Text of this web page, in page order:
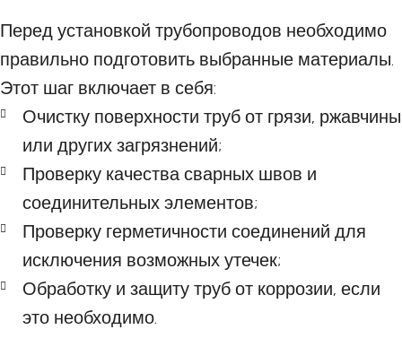
Перед установкой трубопроводов необходимо
правильно подготовить выбранные материалы.
Этот шаг включает в себя:
Очистку поверхности труб от грязи, ржавчины
или других загрязнений;
Проверку качества сварных швов и
соединительных элементов;
Проверку герметичности соединений для
исключения возможных утечек;
Обработку и защиту труб от коррозии, если
это необходимо.